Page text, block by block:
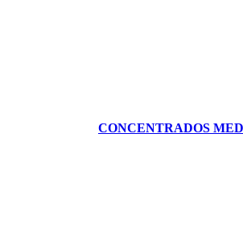
CONCENTRADOS